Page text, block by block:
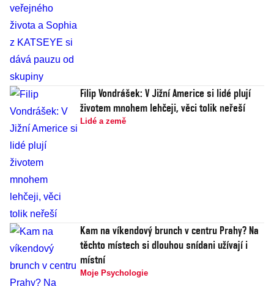
Filip Vondrášek: V Jižní Americe si lidé plují
životem mnohem lehčeji, věci tolik neřeší
Lidé a země
Kam na víkendový brunch v centru Prahy? Na
těchto místech si dlouhou snídani užívají i
místní
Moje Psychologie